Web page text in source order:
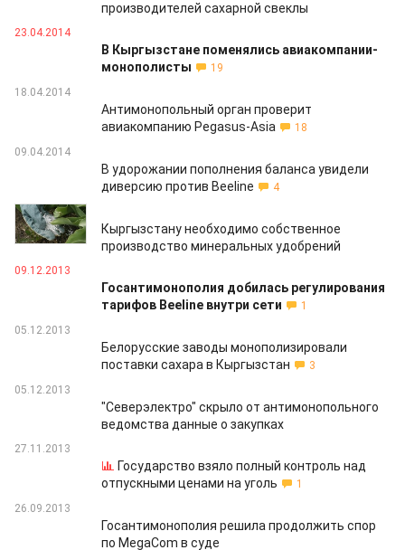
производителей сахарной свеклы
23.04.2014
В Кыргызстане поменялись авиакомпании-
монополисты
19
18.04.2014
Антимонопольный орган проверит
авиакомпанию Pegasus-Asia
18
09.04.2014
В удорожании пополнения баланса увидели
диверсию против Beeline
4
07.04.2014
Кыргызстану необходимо собственное
производство минеральных удобрений
09.12.2013
Госантимонополия добилась регулирования
тарифов Beeline внутри сети
1
05.12.2013
Белорусские заводы монополизировали
поставки сахара в Кыргызстан
3
05.12.2013
"Северэлектро" скрыло от антимонопольного
ведомства данные о закупках
27.11.2013
Государство взяло полный контроль над
отпускными ценами на уголь
1
26.09.2013
Госантимонополия решила продолжить спор
по MegaCom в суде